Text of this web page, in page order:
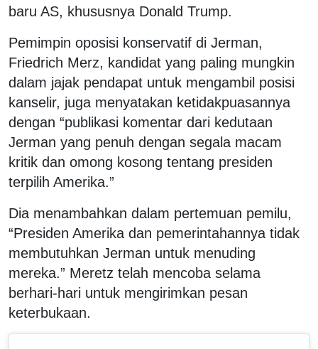
baru AS, khususnya Donald Trump.
Pemimpin oposisi konservatif di Jerman,
Friedrich Merz, kandidat yang paling mungkin
dalam jajak pendapat untuk mengambil posisi
kanselir, juga menyatakan ketidakpuasannya
dengan “publikasi komentar dari kedutaan
Jerman yang penuh dengan segala macam
kritik dan omong kosong tentang presiden
terpilih Amerika.”
Dia menambahkan dalam pertemuan pemilu,
“Presiden Amerika dan pemerintahannya tidak
membutuhkan Jerman untuk menuding
mereka.” Meretz telah mencoba selama
berhari-hari untuk mengirimkan pesan
keterbukaan.